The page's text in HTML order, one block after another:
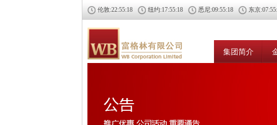
伦敦:22:55:18 纽约:17:55:18 悉尼:09:55:18 东京:
集团简介